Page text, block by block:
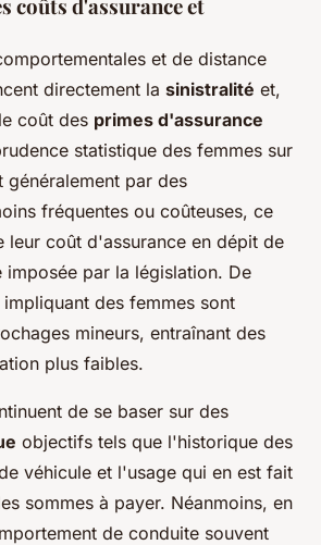
coûts d'assurance et
et de distance
directement la sinistralité et,
coût des primes d'assurance
statistique des femmes sur
généralement par des
fréquentes ou coûteuses, ce
leur coût d'assurance en dépit de
imposée par la législation. De
des femmes sont
mineurs, entraînant des
plus faibles.
de se baser sur des
objectifs tels que l'historique des
véhicule et l'usage qui en est fait
sommes à payer. Néanmoins, en
de conduite souvent